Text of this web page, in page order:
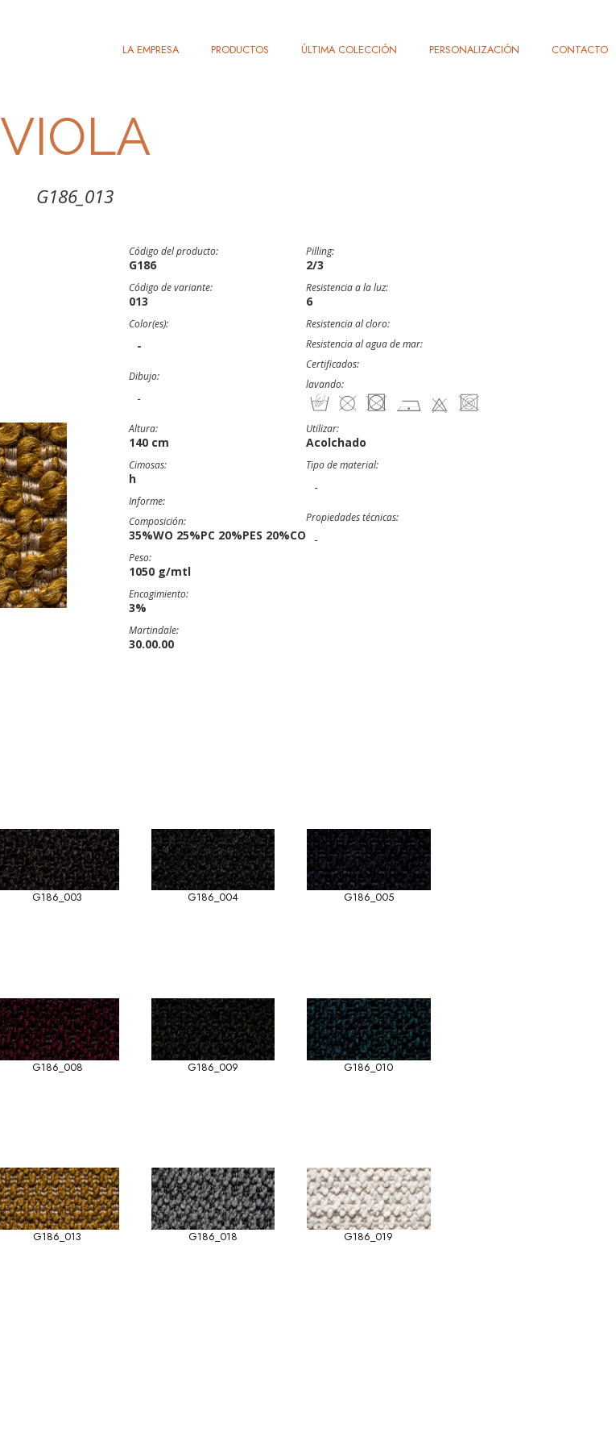
LA EMPRESA PRODUCTOS ÚLTIMA COLECCIÓN PERSONALIZACIÓN CONTACTO
VIOLA
G186_013
Código del producto:
G186
Código de variante:
013
Color(es):
-
Dibujo:
-
Altura:
140 cm
Cimosas:
h
Informe:
Composición:
35%WO 25%PC 20%PES 20%CO
Peso:
1050 g/mtl
Encogimiento:
3%
Martindale:
30.00.00
Pilling:
2/3
Resistencia a la luz:
6
Resistencia al cloro:
Resistencia al agua de mar:
Certificados:
lavando:
Utilizar:
Acolchado
Tipo de material:
-
Propiedades técnicas:
-
G186_003 G186_004 G186_005
G186_008 G186_009 G186_010
G186_013 G186_018 G186_019